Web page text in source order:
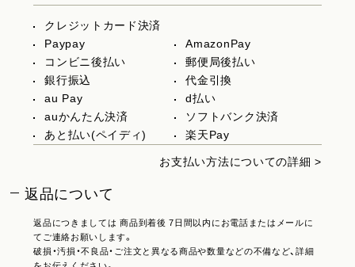
クレジットカード決済
Paypay
AmazonPay
コンビニ後払い
郵便局後払い
銀行振込
代金引換
au Pay
d払い
auかんたん決済
ソフトバンク決済
あと払い(ペイディ)
楽天Pay
お支払い方法についての詳細 >
返品について
返品につきましては 商品到着後 7日間以内にお電話またはメールに
てご連絡お願いします。
破損・汚損・不良品・ご注文と異なる商品や数量などの不備など、詳細